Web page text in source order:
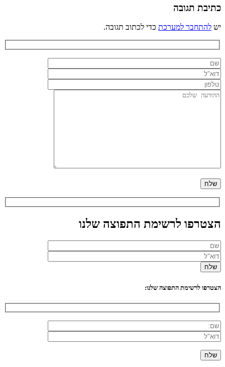
כתיבת תגובה
יש להתחבר למערכת כדי לכתוב תגובה.
הצטרפו לרשימת התפוצה שלנו
הצטרפו לרשימת התפוצה שלנו: